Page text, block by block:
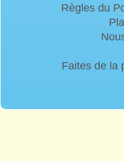
Règles du
Faites de la